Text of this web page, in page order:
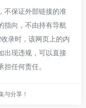
不保证外部链接的准
指向，不由持有导航
录时，该网页上的内
出现违规，可以直接
任何责任。
与分享！